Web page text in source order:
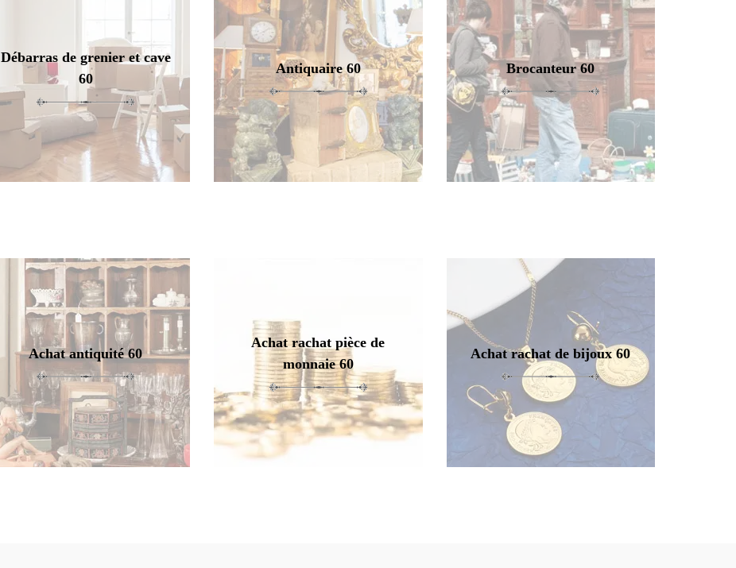
Débarras de grenier et cave
60
Antiquaire 60 Brocanteur 60
Achat antiquité 60
Achat rachat pièce de
monnaie 60
Achat rachat de bijoux 60